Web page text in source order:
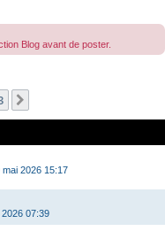
Blog avant de poster.
mai 2026 15:17
07:39